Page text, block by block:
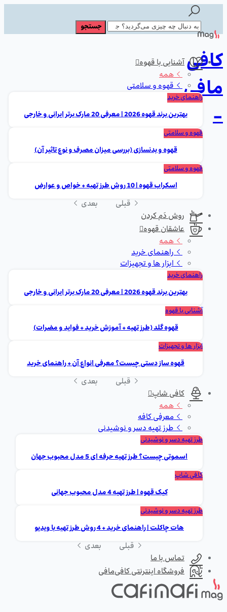
کافی
مافی
-
آشنایی با قهوه
همه
قهوه و سلامتی
راهنمای خرید
بهترین برند قهوه 2026 | معرفی 20 مارک برتر ایرانی و خارجی
قهوه و سلامتی
قهوه و بدنسازی (بررسی میزان مصرف و نوع تاثیر آن)
قهوه و سلامتی
اسکراب قهوه | 10 روش طرز تهیه + خواص و عوارض
قبلی
بعدی
روش دَم کردن
عاشقان قهوه
همه
راهنمای خرید
ابزار ها و تجهیزات
راهنمای خرید
بهترین برند قهوه 2026 | معرفی 20 مارک برتر ایرانی و خارجی
آشنایی با قهوه
قهوه گلد (طرز تهیه + آموزش خرید + فواید و مضرات)
ابزار ها و تجهیزات
قهوه ساز دستی چیست؟ معرفی انواع آن + راهنمای خرید
قبلی
بعدی
کافی شاپ
همه
معرفی کافه
طرز تهیه دسر و نوشیدنی
طرز تهیه دسر و نوشیدنی
اسموتی چیست؟ طرز تهیه حرفه ای 5 مدل محبوب جهان
کافی شاپ
کیک قهوه | طرز تهیه 4 مدل محبوب جهانی
طرز تهیه دسر و نوشیدنی
هات چاکلت | راهنمای خرید + 4 روش طرز تهیه با ویدیو
قبلی
بعدی
تماس با ما
فروشگاه اینترنتی کافی‌مافی